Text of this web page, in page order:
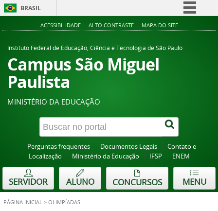
BRASIL
Simplifique!
Acesso à informação
ACESSIBILIDADE ALTO CONTRASTE MAPA DO SITE
Instituto Federal de Educação, Ciência e Tecnologia de São Paulo
Campus São Miguel
Paulista
MINISTÉRIO DA EDUCAÇÃO
Perguntas frequentes Documentos Legais
Contato e
Localização
Ministério da Educação IFSP ENEM
PÁGINA INICIAL > OLIMPÍADAS
SERVIDOR ALUNO CONCURSOS MENU